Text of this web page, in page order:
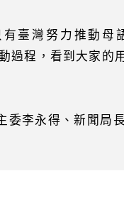
臺灣努力推動母
過程，看到大家的
李永得、新聞局